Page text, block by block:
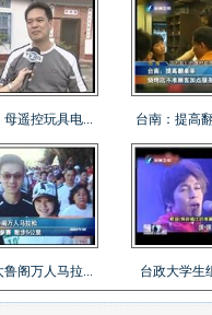
母遥控玩具电... 台南：提高
鲁阁万人马拉... 台政大学生